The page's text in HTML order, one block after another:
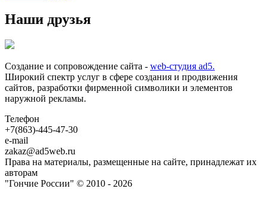
Наши друзья
Создание и сопровождение сайта - web-студия ad5.
Широкий спектр услуг в сфере создания и продвижения
сайтов, разработки фирменной символики и элементов
наружной рекламы.
Телефон
+7(863)-445-47-30
e-mail
zakaz@ad5web.ru
Права на материалы, размещенные на сайте, принадлежат их
авторам
"Гончие России" © 2010 - 2026